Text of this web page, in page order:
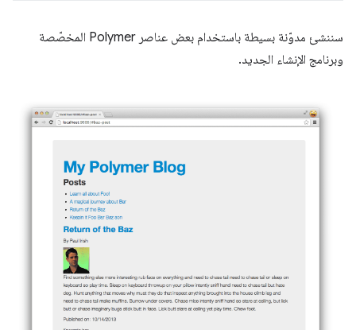
سننشئ مدوّنة بسيطة باستخدام بعض عناصر Polymer المخصّصة
وبرنامج الإنشاء الجديد.